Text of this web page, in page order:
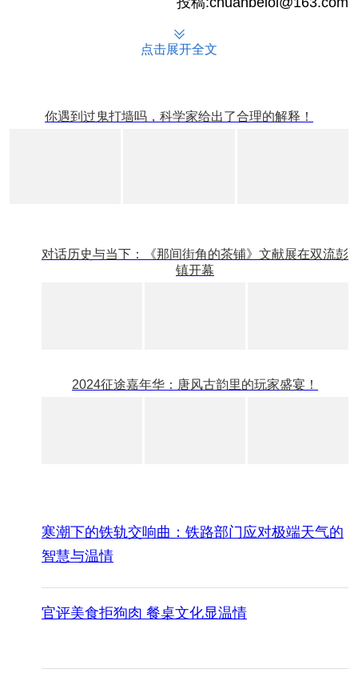
点击展开全文
你遇到过鬼打墙吗，科学家给出了合理的解释！
对话历史与当下：《那间街角的茶铺》文献展在双流彭
镇开幕
2024征途嘉年华：唐风古韵里的玩家盛宴！
寒潮下的铁轨交响曲：铁路部门应对极端天气的
智慧与温情
官评美食拒狗肉 餐桌文化显温情